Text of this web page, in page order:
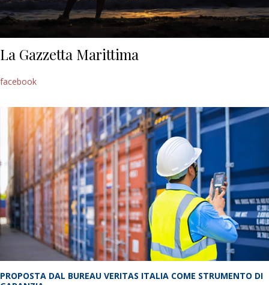
La Gazzetta Marittima
facebook
PROPOSTA DAL BUREAU VERITAS ITALIA COME STRUMENTO DI